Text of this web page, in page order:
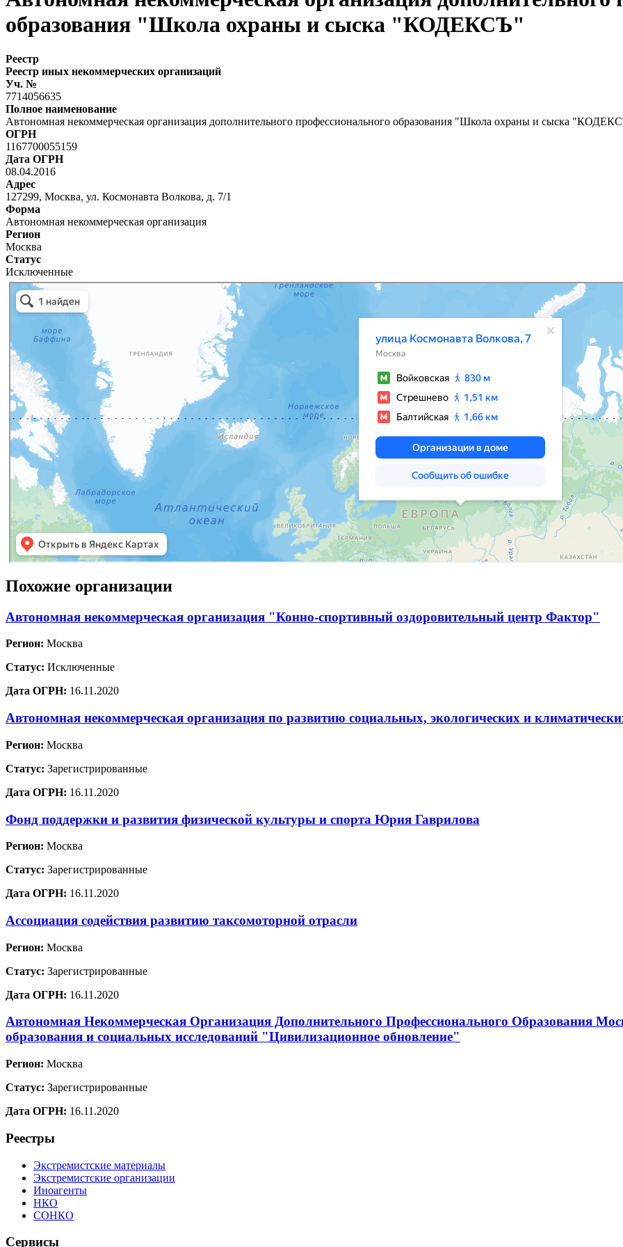
образования "Школа охраны и сыска "КОДЕКСЪ"
Реестр
Реестр иных некоммерческих организаций
Уч. №
7714056635
Полное наименование
Автономная некоммерческая организация дополнительного профессионального образования "Школа охраны и сыска
ОГРН
1167700055159
Дата ОГРН
08.04.2016
Адрес
127299, Москва, ул. Космонавта Волкова, д. 7/1
Форма
Автономная некоммерческая организация
Регион
Москва
Статус
Исключенные
Похожие организации
Автономная некоммерческая организация "Конно-спортивный оздоровительный центр Фактор"
Регион: Москва
Статус: Исключенные
Дата ОГРН: 16.11.2020
Автономная некоммерческая организация по развитию социальных, экологических и
Регион: Москва
Статус: Зарегистрированные
Дата ОГРН: 16.11.2020
Фонд поддержки и развития физической культуры и спорта Юрия Гаврилова
Регион: Москва
Статус: Зарегистрированные
Дата ОГРН: 16.11.2020
Ассоциация содействия развитию таксомоторной отрасли
Регион: Москва
Статус: Зарегистрированные
Дата ОГРН: 16.11.2020
Автономная Некоммерческая Организация Дополнительного Профессионального Образования
образования и социальных исследований "Цивилизационное обновление"
Регион: Москва
Статус: Зарегистрированные
Дата ОГРН: 16.11.2020
Реестры
Экстремистские материалы
Экстремистские организации
Иноагенты
НКО
СОНКО
Сервисы